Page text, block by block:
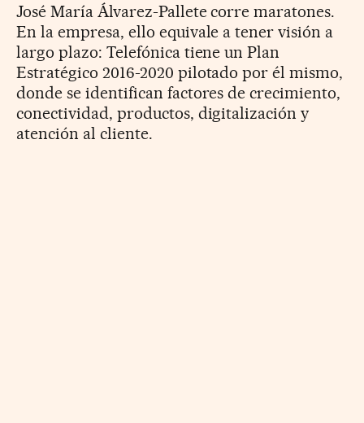
José María Álvarez-Pallete corre maratones.
En la empresa, ello equivale a tener visión a
largo plazo: Telefónica tiene un Plan
Estratégico 2016-2020 pilotado por él mismo,
donde se identifican factores de crecimiento,
conectividad, productos, digitalización y
atención al cliente.